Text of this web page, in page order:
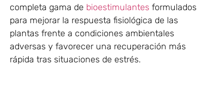
completa gama de bioestimulantes formulados
para mejorar la respuesta fisiológica de las
plantas frente a condiciones ambientales
adversas y favorecer una recuperación más
rápida tras situaciones de estrés.